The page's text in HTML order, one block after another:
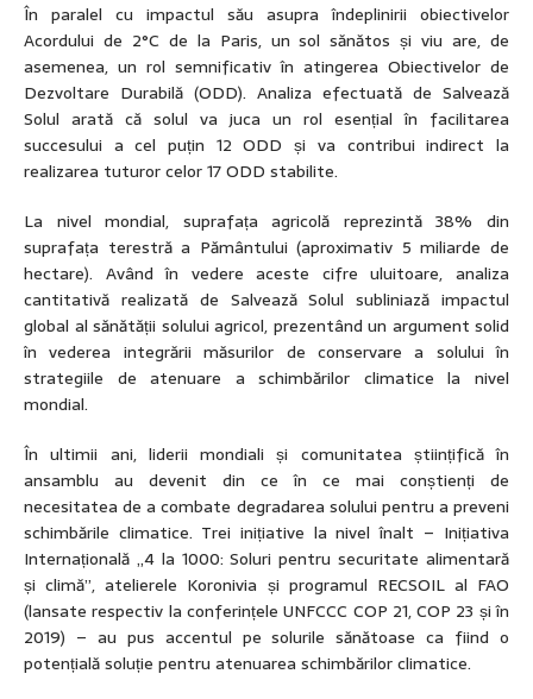
În paralel cu impactul său asupra îndeplinirii obiectivelor
Acordului de 2°C de la Paris, un sol sănătos și viu are, de
asemenea, un rol semnificativ în atingerea Obiectivelor de
Dezvoltare Durabilă (ODD). Analiza efectuată de Salvează
Solul arată că solul va juca un rol esențial în facilitarea
succesului a cel puțin 12 ODD și va contribui indirect la
realizarea tuturor celor 17 ODD stabilite.
La nivel mondial, suprafața agricolă reprezintă 38% din
suprafața terestră a Pământului (aproximativ 5 miliarde de
hectare). Având în vedere aceste cifre uluitoare, analiza
cantitativă realizată de Salvează Solul subliniază impactul
global al sănătății solului agricol, prezentând un argument solid
în vederea integrării măsurilor de conservare a solului în
strategiile de atenuare a schimbărilor climatice la nivel
mondial.
În ultimii ani, liderii mondiali și comunitatea științifică în
ansamblu au devenit din ce în ce mai conștienți de
necesitatea de a combate degradarea solului pentru a preveni
schimbările climatice. Trei inițiative la nivel înalt – Inițiativa
Internațională „4 la 1000: Soluri pentru securitate alimentară
și climă”, atelierele Koronivia și programul RECSOIL al FAO
(lansate respectiv la conferințele UNFCCC COP 21, COP 23 și în
2019) – au pus accentul pe solurile sănătoase ca fiind o
potențială soluție pentru atenuarea schimbărilor climatice.